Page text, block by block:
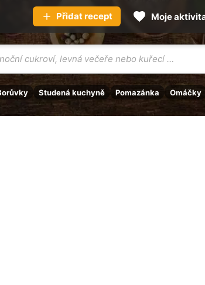
Studená kuchyně Pomazánka Omáčky
Přidat recept Moje